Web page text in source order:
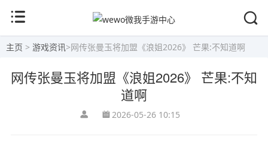
主页 > 游戏资讯>网传张曼玉将加盟《浪姐2026》 芒果:不知道啊
网传张曼玉将加盟《浪姐2026》 芒果:不知
道啊
2026-05-26 10:15